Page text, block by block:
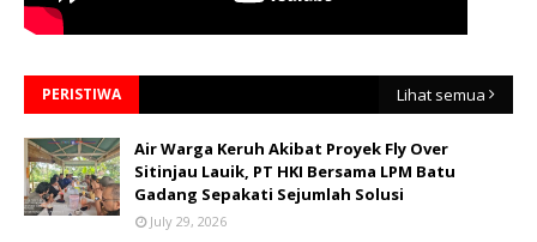
PERISTIWA Lihat semua
Air Warga Keruh Akibat Proyek Fly Over
Sitinjau Lauik, PT HKI Bersama LPM Batu
Gadang Sepakati Sejumlah Solusi
July 29, 2026